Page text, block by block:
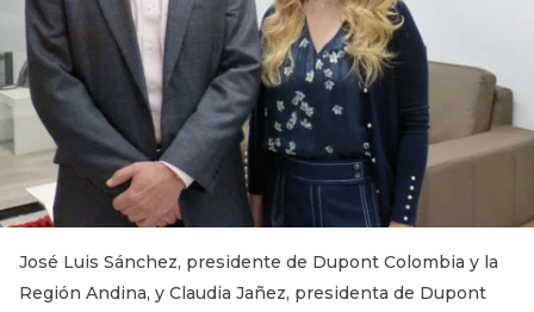
José Luis Sánchez, presidente de Dupont Colombia y la
Región Andina, y Claudia Jañez, presidenta de Dupont